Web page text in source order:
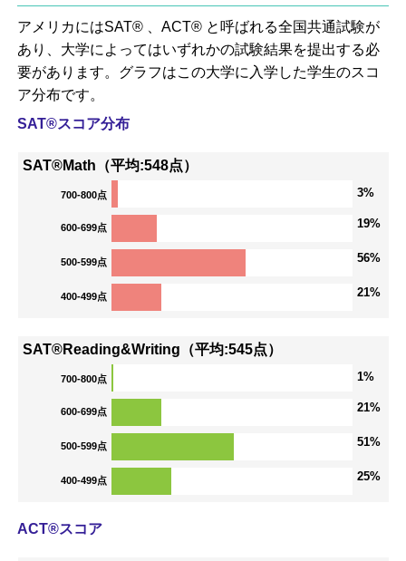
アメリカにはSAT® 、ACT® と呼ばれる全国共通試験が
あり、大学によってはいずれかの試験結果を提出する必
要があります。グラフはこの大学に入学した学生のスコ
ア分布です。
SAT®スコア分布
SAT®Math（平均:548点）
700-800点 3%
600-699点 19%
500-599点 56%
400-499点 21%
SAT®Reading&Writing（平均:545点）
700-800点 1%
600-699点 21%
500-599点 51%
400-499点 25%
ACT®スコア